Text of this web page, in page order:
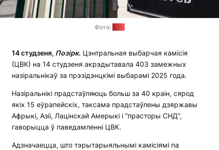
Фота:
14 студзеня, Позірк. Цэнтральная выбарчая камісія
(ЦВК) на 14 студзеня акрэдытавала 403 замежных
назіральнікаў за прэзідэнцкімі выбарамі 2025 года.
Назіральнікі прадстаўляюць больш за 40 краін, сярод
якіх 15 еўрапейскіх, таксама прадстаўлены дзяржавы
Афрыкі, Азіі, Лацінскай Амерыкі і “прасторы СНД”,
гаворыцца ў паведамленні ЦВК.
Адзначаецца, што тэрытарыяльнымі камісіямі па